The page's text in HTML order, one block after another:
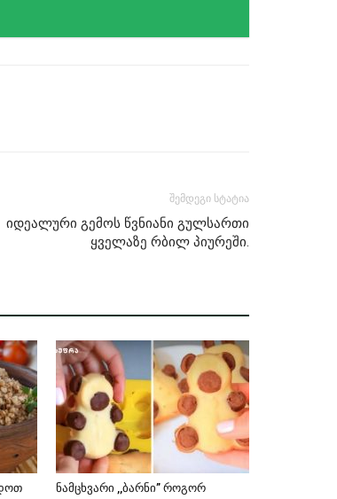
შემდეგი სტატია
იდეალური გემოს წვნიანი გულსართი
ყველაზე რბილ პიურეში.
ნამცხვარი ,,ბარნი” როგორ